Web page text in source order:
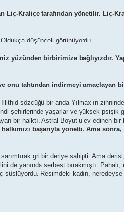
Liç-Kraliçe tarafından yönetilir. Liç-
düşünceli görünüyordu.
birbirimize bağlıyızdır.
onu tahtından indirmeyi amaçlayan
İllithid sözcüğü bir anda Yılmax’ın
şehirlerinde yaşarlar ve yüksek psişik
bir halktı. Astral Boyut’u ev edinen
başarıyla yönetti. Ama sonra,
gri bir deriye sahipti. Ama
de yanında serbest bırakmıştı.
Resimdeki kadın,